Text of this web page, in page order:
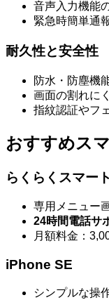
音声入力機能
緊急時簡単通
耐久性と安全性
防水・防塵機
画面の割れに
指紋認証やフ
おすすめス
らくらくスマー
専用メニュー
24時間電話サ
月額料金：
iPhone SE
シンプルな操